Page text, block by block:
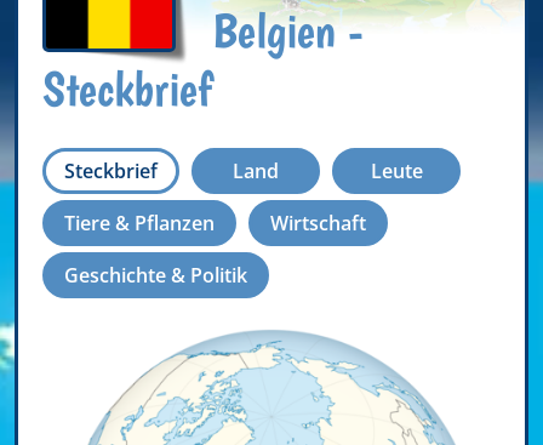
Belgien -
Steckbrief
Steckbrief Land
Leute
Tiere & Pflanzen
Wirtschaft
Geschichte & Politik